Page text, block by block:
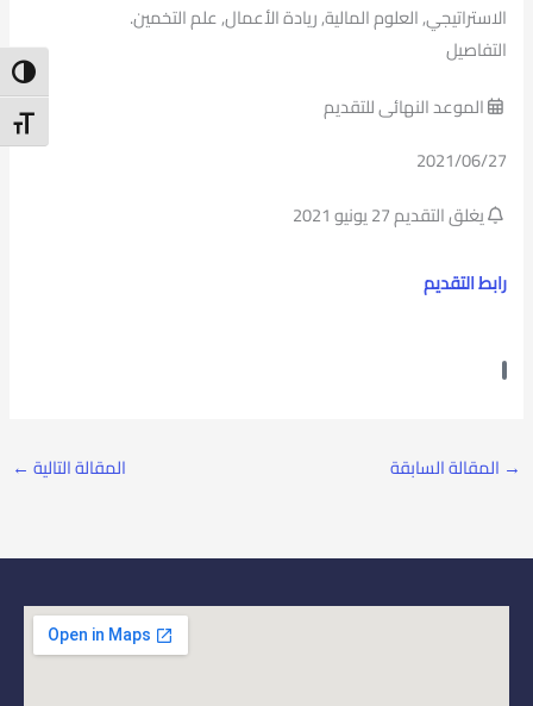
الاستراتيجي, العلوم المالية, ريادة الأعمال, علم التخمين.
التفاصيل
الموعد النهائى للتقديم
2021/06/27
يغلق التقديم 27 يونيو 2021
رابط التقديم
→ المقالة السابقة المقالة التالية ←